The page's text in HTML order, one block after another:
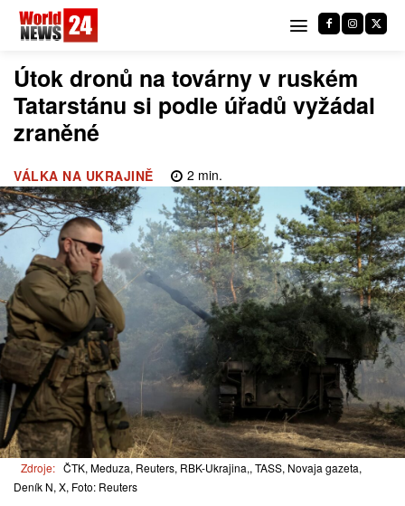
Útok dronů na továrny v ruském
Tatarstánu si podle úřadů vyžádal
zraněné
VÁLKA NA UKRAJINĚ 2 min.
Zdroje: ČTK, Meduza, Reuters, RBK-Ukrajina,, TASS, Novaja gazeta,
Deník N, X, Foto: Reuters